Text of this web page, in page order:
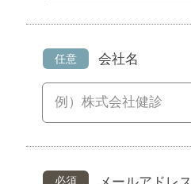
任意 会社名
必須